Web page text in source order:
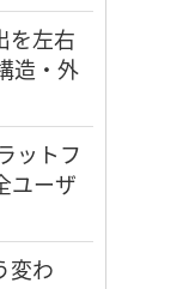
を左右
造・外
ットフ
ユーザ
変わ